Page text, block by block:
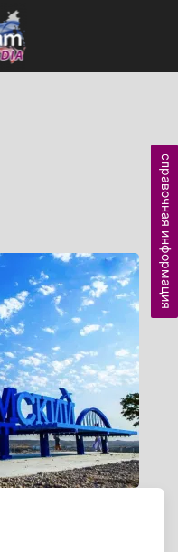
справочная информация